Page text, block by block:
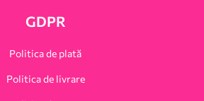
GDPR
Politica de plată
Politica de livrare